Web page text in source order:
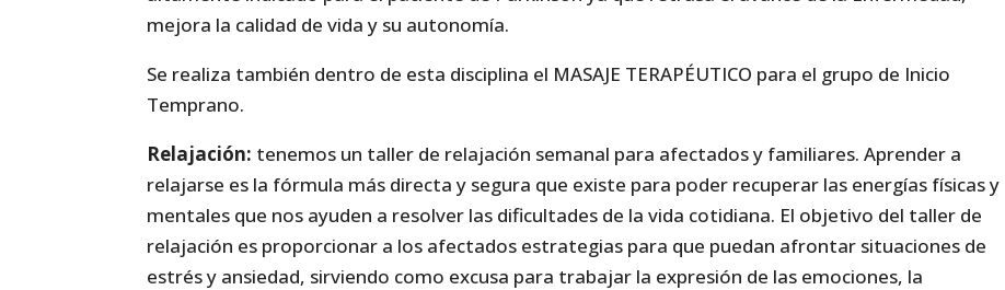
mejora la calidad de vida y su autonomía.
Se realiza también dentro de esta disciplina el MASAJE TERAPÉUTICO para el grupo de Inicio
Temprano.
Relajación: tenemos un taller de relajación semanal para afectados y familiares. Aprender a
relajarse es la fórmula más directa y segura que existe para poder recuperar las energías físicas y
mentales que nos ayuden a resolver las dificultades de la vida cotidiana. El objetivo del taller de
relajación es proporcionar a los afectados estrategias para que puedan afrontar situaciones de
estrés y ansiedad, sirviendo como excusa para trabajar la expresión de las emociones, la